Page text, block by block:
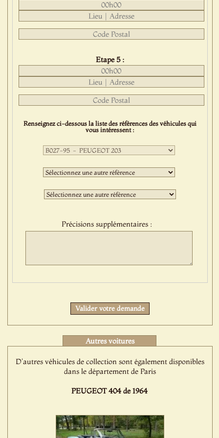
Etape 5 :
Renseignez ci-dessous la liste des références des véhicules qui
vous intéressent :
Première
sélection
:Deuxième
sélection
:Troisième
sélection
Précisions supplémentaires :
Valider votre demande
Autres voitures
D'autres véhicules de collection sont également disponibles
dans le département de Paris
PEUGEOT 404 de 1964